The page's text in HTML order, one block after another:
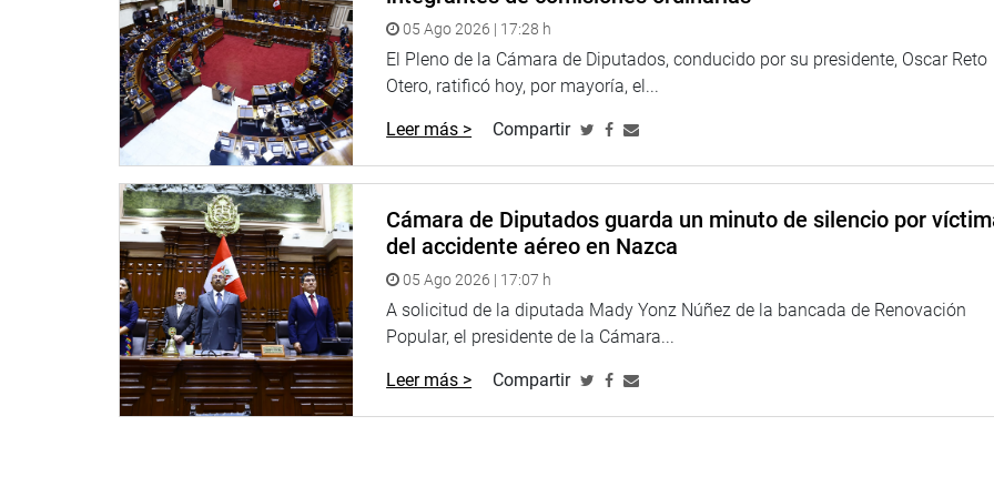
05 Ago 2026 | 17:28 h
El Pleno de la Cámara de Diputados, conducido por su presidente, Oscar Reto
Otero, ratificó hoy, por mayoría, el...
Leer más > Compartir
Cámara de Diputados guarda un minuto de silencio por
del accidente aéreo en Nazca
05 Ago 2026 | 17:07 h
A solicitud de la diputada Mady Yonz Núñez de la bancada de Renovación
Popular, el presidente de la Cámara...
Leer más > Compartir